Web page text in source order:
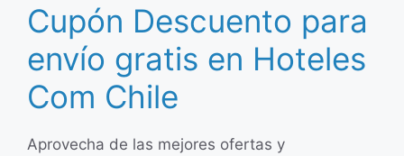
Cupón Descuento para
envío gratis en Hoteles
Com Chile
Aprovecha de las mejores ofertas y